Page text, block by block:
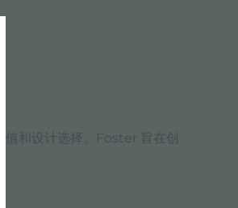
和设计选择。Foster 旨在创